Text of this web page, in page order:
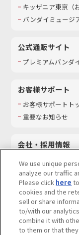
キッザニア東京（
バンダイミュージ
公式通販サイト
プレミアムバンダ
お客様サポート
お客様サポートト
重要なお知らせ
会社・採用情報
採用情報
サステナビリティ
お問い合わせ
We use unique
analyze our traffic
Please click here
cookies and the
sell or share
to/with our
combine it with
to them or that